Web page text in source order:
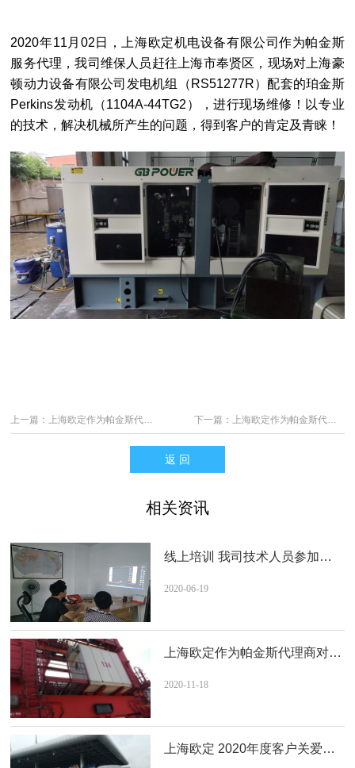
2020年11月02日，上海欧定机电设备有限公司作为帕金斯
服务代理，我司维保人员赶往上海市奉贤区，现场对上海豪
顿动力设备有限公司发电机组（RS51277R）配套的珀金斯
Perkins发动机（1104A-44TG2），进行现场维修！以专业
的技术，解决机械所产生的问题，得到客户的肯定及青睐！
上一篇： 上海欧定作为帕金斯代理商对上海盛东国际集装箱码头有限公司整机进行再次维保
返 回
下一篇： 上海欧定作为帕金斯代理商对上海盛东国际集装箱码头有限公司整机进行维保
相关资讯
线上培训 我司技术人员参加利星行机械举办的珀金斯2206D发动机服务代理培训
2020-06-19
上海欧定作为帕金斯代理商对上海盛东国际集装箱码头有限公司整机进行再次维保
2020-11-18
上海欧定 2020年度客户关爱活动 发动机免费巡检